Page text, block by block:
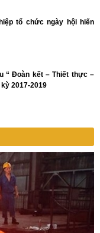
tổ chức ngày hội hiến
“ Đoàn kết – Thiết thực –
2017-2019